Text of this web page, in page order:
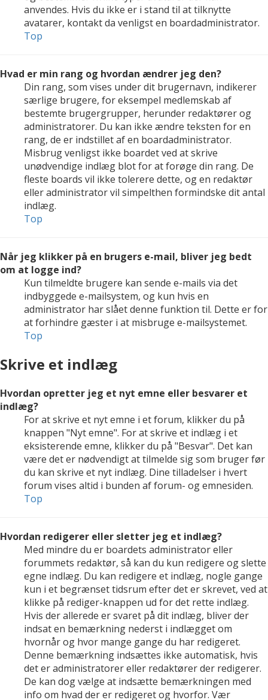
anvendes. Hvis du ikke er i stand til at tilknytte
avatarer, kontakt da venligst en boardadministrator.
Top
Hvad er min rang og hvordan ændrer jeg den?
Din rang, som vises under dit brugernavn, indikerer
særlige brugere, for eksempel medlemskab af
bestemte brugergrupper, herunder redaktører og
administratorer. Du kan ikke ændre teksten for en
rang, de er indstillet af en boardadministrator.
Misbrug venligst ikke boardet ved at skrive
unødvendige indlæg blot for at forøge din rang. De
fleste boards vil ikke tolerere dette, og en redaktør
eller administrator vil simpelthen formindske dit antal
indlæg.
Top
Når jeg klikker på en brugers e-mail, bliver jeg bedt
om at logge ind?
Kun tilmeldte brugere kan sende e-mails via det
indbyggede e-mailsystem, og kun hvis en
administrator har slået denne funktion til. Dette er for
at forhindre gæster i at misbruge e-mailsystemet.
Top
Skrive et indlæg
Hvordan opretter jeg et nyt emne eller besvarer et
indlæg?
For at skrive et nyt emne i et forum, klikker du på
knappen "Nyt emne". For at skrive et indlæg i et
eksisterende emne, klikker du på "Besvar". Det kan
være det er nødvendigt at tilmelde sig som bruger før
du kan skrive et nyt indlæg. Dine tilladelser i hvert
forum vises altid i bunden af forum- og emnesiden.
Top
Hvordan redigerer eller sletter jeg et indlæg?
Med mindre du er boardets administrator eller
forummets redaktør, så kan du kun redigere og slette
egne indlæg. Du kan redigere et indlæg, nogle gange
kun i et begrænset tidsrum efter det er skrevet, ved at
klikke på rediger-knappen ud for det rette indlæg.
Hvis der allerede er svaret på dit indlæg, bliver der
indsat en bemærkning nederst i indlægget om
hvornår og hvor mange gange du har redigeret.
Denne bemærkning indsættes ikke automatisk, hvis
det er administratorer eller redaktører der redigerer.
De kan dog vælge at indsætte bemærkningen med
info om hvad der er redigeret og hvorfor. Vær